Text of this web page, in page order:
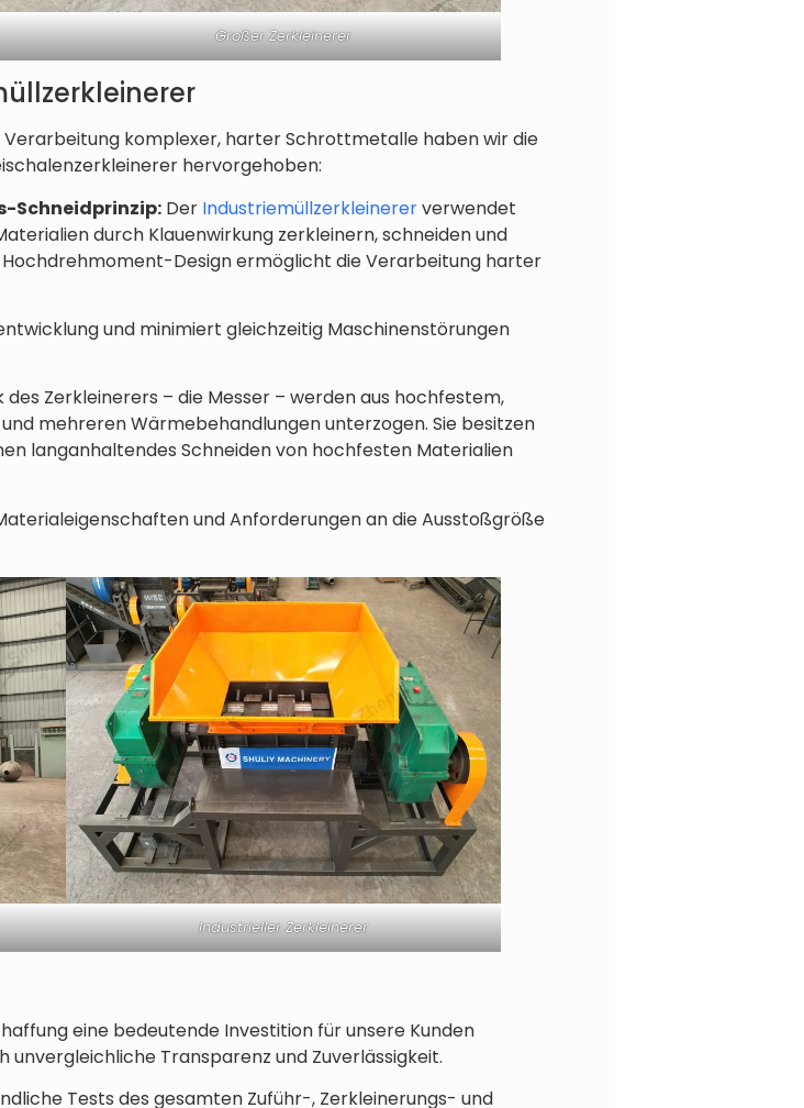
Großer Zerkleinerer
Verarbeitung komplexer, harter Schrottmetalle haben wir die
hervorgehoben:
Schneidprinzip: Der Industriemüllzerkleinererverwendet
durch Klauenwirkung zerkleinern, schneiden und
Design ermöglicht die Verarbeitung harter
und minimiert gleichzeitig Maschinenstörungen
des Zerkleinerers – die Messer – werden aus hochfestem,
mehreren Wärmebehandlungen unterzogen. Sie besitzen
langanhaltendes Schneiden von hochfesten Materialien
und Anforderungen an die Ausstoßgröße
Industrieller Zerkleinerer
eine bedeutende Investition für unsere Kunden
Transparenz und Zuverlässigkeit.
Tests des gesamten Zuführ-, Zerkleinerungs- und